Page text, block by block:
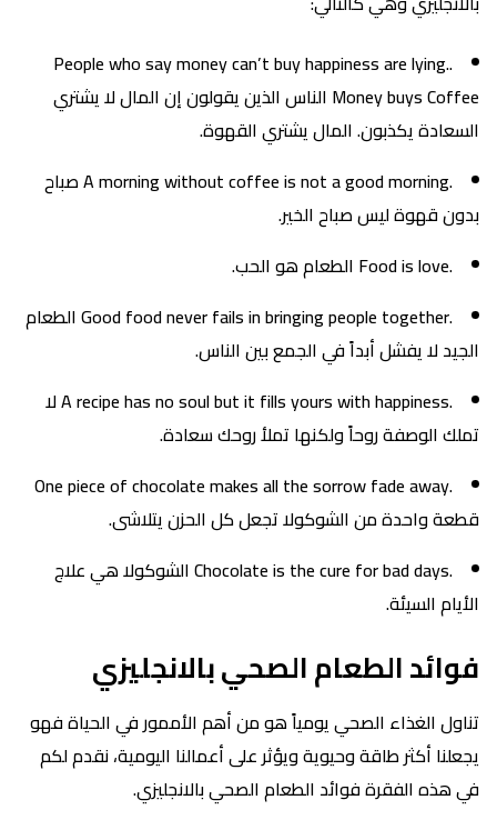
.People who say money can’t buy happiness are lying.
Money buys Coffee الناس الذين يقولون إن المال لا يشتري
السعادة يكذبون. المال يشتري القهوة.
.A morning without coffee is not a good morning صباح
بدون قهوة ليس صباح الخير.
.Food is love الطعام هو الحب.
.Good food never fails in bringing people together الطعام
الجيد لا يفشل أبداً في الجمع بين الناس.
.A recipe has no soul but it fills yours with happiness لا
تملك الوصفة روحاً ولكنها تملأ روحك سعادة.
.One piece of chocolate makes all the sorrow fade away
قطعة واحدة من الشوكولا تجعل كل الحزن يتلاشى.
.Chocolate is the cure for bad days الشوكولا هي علاج
الأيام السيئة.
فوائد الطعام الصحي بالانجليزي
تناول الغذاء الصحي يومياً هو من أهم الأممور في الحياة فهو
يجعلنا أكثر طاقة وحيوية ويؤثر على أعمالنا اليومية، نقدم لكم
في هذه الفقرة فوائد الطعام الصحي بالانجليزي.